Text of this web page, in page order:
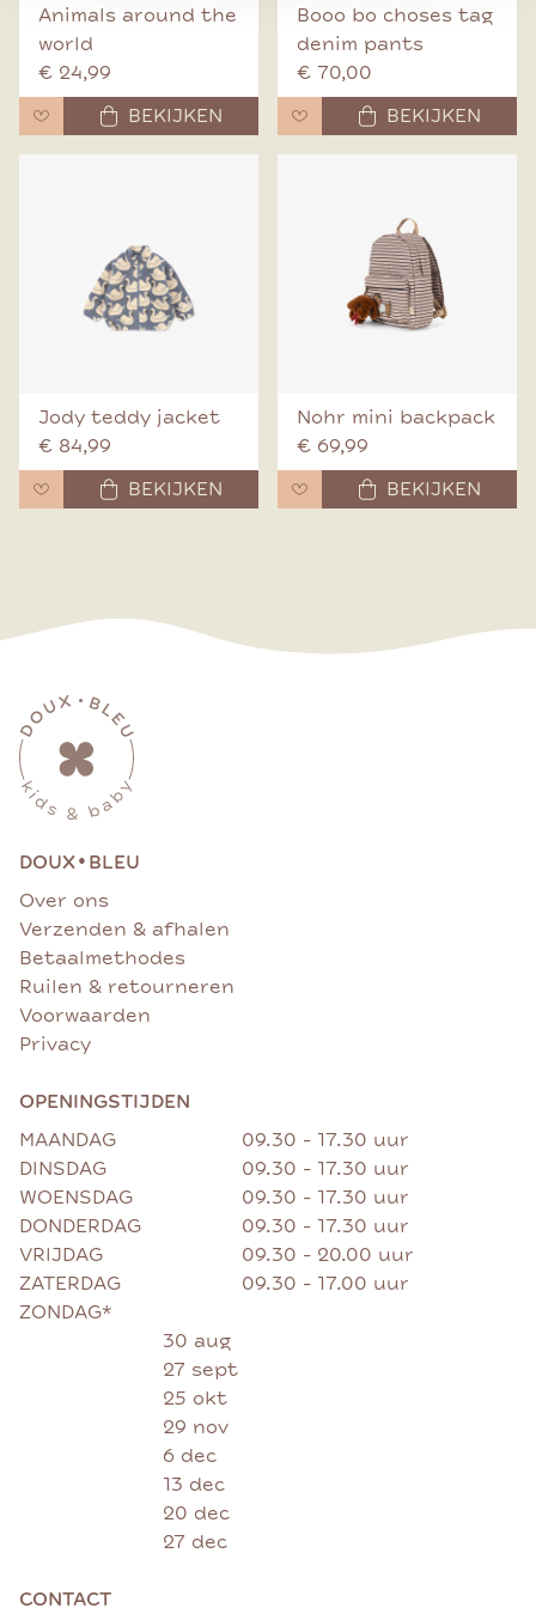
Animals around the
world
€ 24,99
BEKIJKEN
Booo bo choses tag
denim pants
€ 70,00
BEKIJKEN
Jody teddy jacket
€ 84,99
BEKIJKEN
Nohr mini backpack
€ 69,99
BEKIJKEN
DOUX• BLEU
Over ons
Verzenden & afhalen
Betaalmethodes
Ruilen & retourneren
Voorwaarden
Privacy
OPENINGSTIJDEN
MAANDAG
09.30 - 17.30 uur
DINSDAG
09.30 - 17.30 uur
WOENSDAG
09.30 - 17.30 uur
DONDERDAG
09.30 - 17.30 uur
VRIJDAG
09.30 - 20.00 uur
ZATERDAG
09.30 - 17.00 uur
ZONDAG*
30 aug
27 sept
25 okt
29 nov
6 dec
13 dec
20 dec
27 dec
CONTACT